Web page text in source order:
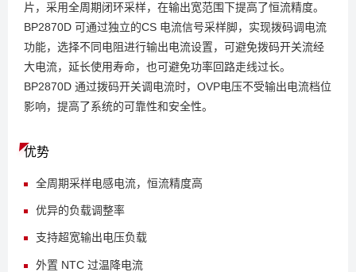
片，采用全周期闭环采样，在输出宽范围下提高了恒流精度。
BP2870D 可通过独立的CS 电流信号采样脚，实现拨码调电流
功能，选择不同电阻进行输出电流设置，可避免拨码开关流经
大电流，延长使用寿命，也可避免功率回路走线过长。
BP2870D 通过拨码开关调电流时，OVP电压不受输出电流档位
影响，提高了系统的可靠性和安全性。
优势
全周期采样电感电流，恒流精度高
优异的负载调整率
支持超宽输出电压负载
外置 NTC 过温降电流